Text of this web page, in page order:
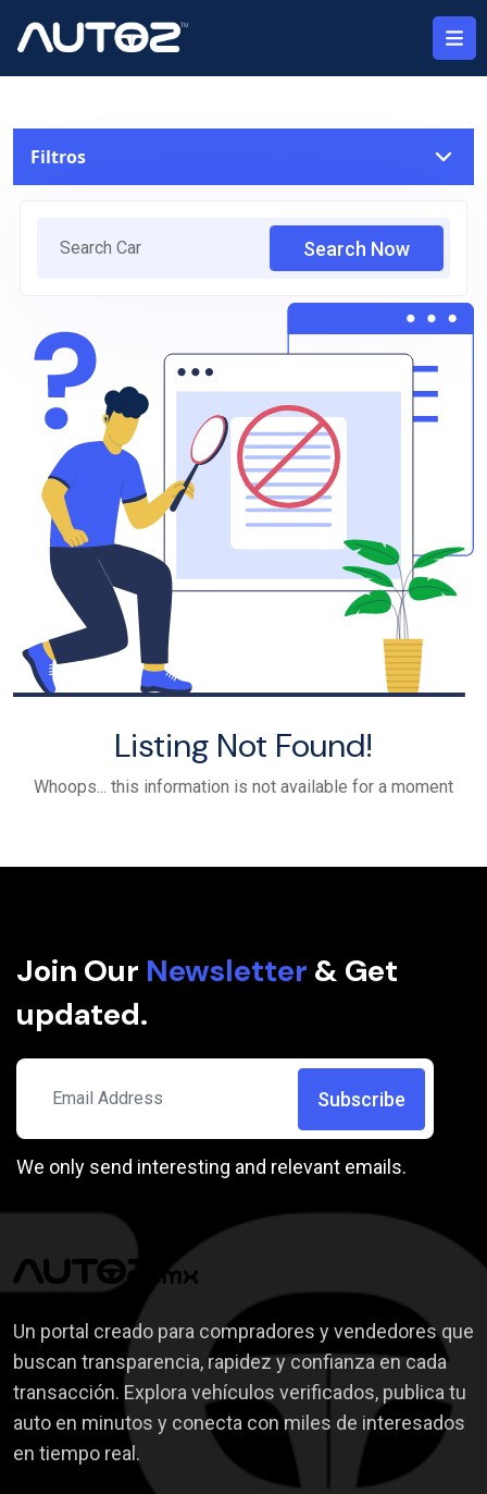
Filtros
Location
Select Brand
BMW
Bentley
Audi
Aston Martin
Acura
Alfa Romeo
Cadillac
Chevy
Fiat
GMC
Honda
Hyundai
Inferno
Infinity
Lamborghini
Lotus
Maserati
Mastretta
Mazda
Mercedes Benz
Clean
Rango de Precio
Asientos de piel
Quemacocos
Control de crucero adaptativo
Bluetooth
Sistema de Freno Automatico
Asistencia de carril
Aire Acodicionado
Paquete de Lujo
Search Now
Listing Not Found!
Whoops... this information is not available for a moment
Join Our Newsletter & Get
updated.
Subscribe
We only send interesting and relevant emails.
Un portal creado para compradores y vendedores que
buscan transparencia, rapidez y confianza en cada
transacción. Explora vehículos verificados, publica tu
auto en minutos y conecta con miles de interesados
en tiempo real.